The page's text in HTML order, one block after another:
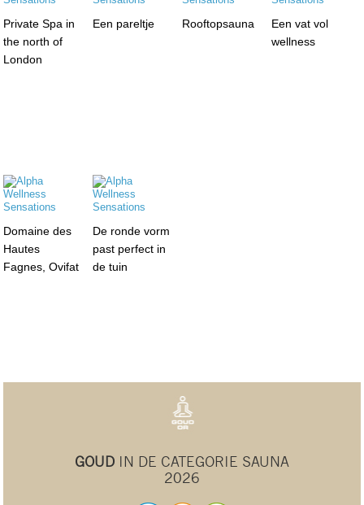
Private Spa in
the north of
London
Een pareltje Rooftopsauna
Een vat vol
wellness
Domaine des
Hautes
Fagnes, Ovifat
De ronde vorm
past perfect in
de tuin
GOUDIN DE CATEGORIE SAUNA
2026